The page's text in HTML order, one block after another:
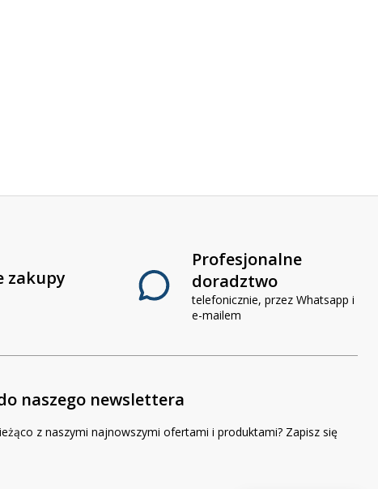
zakupy
Profesjonalne
doradztwo
telefonicznie, przez Whatsapp i
e-mailem
naszego newslettera
z naszymi najnowszymi ofertami i produktami? Zapisz się